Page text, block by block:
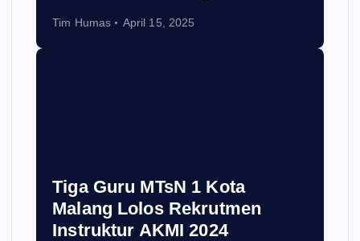
Tim Humas April 15, 2025
Tiga Guru MTsN 1 Kota
Malang Lolos Rekrutmen
Instruktur AKMI 2024